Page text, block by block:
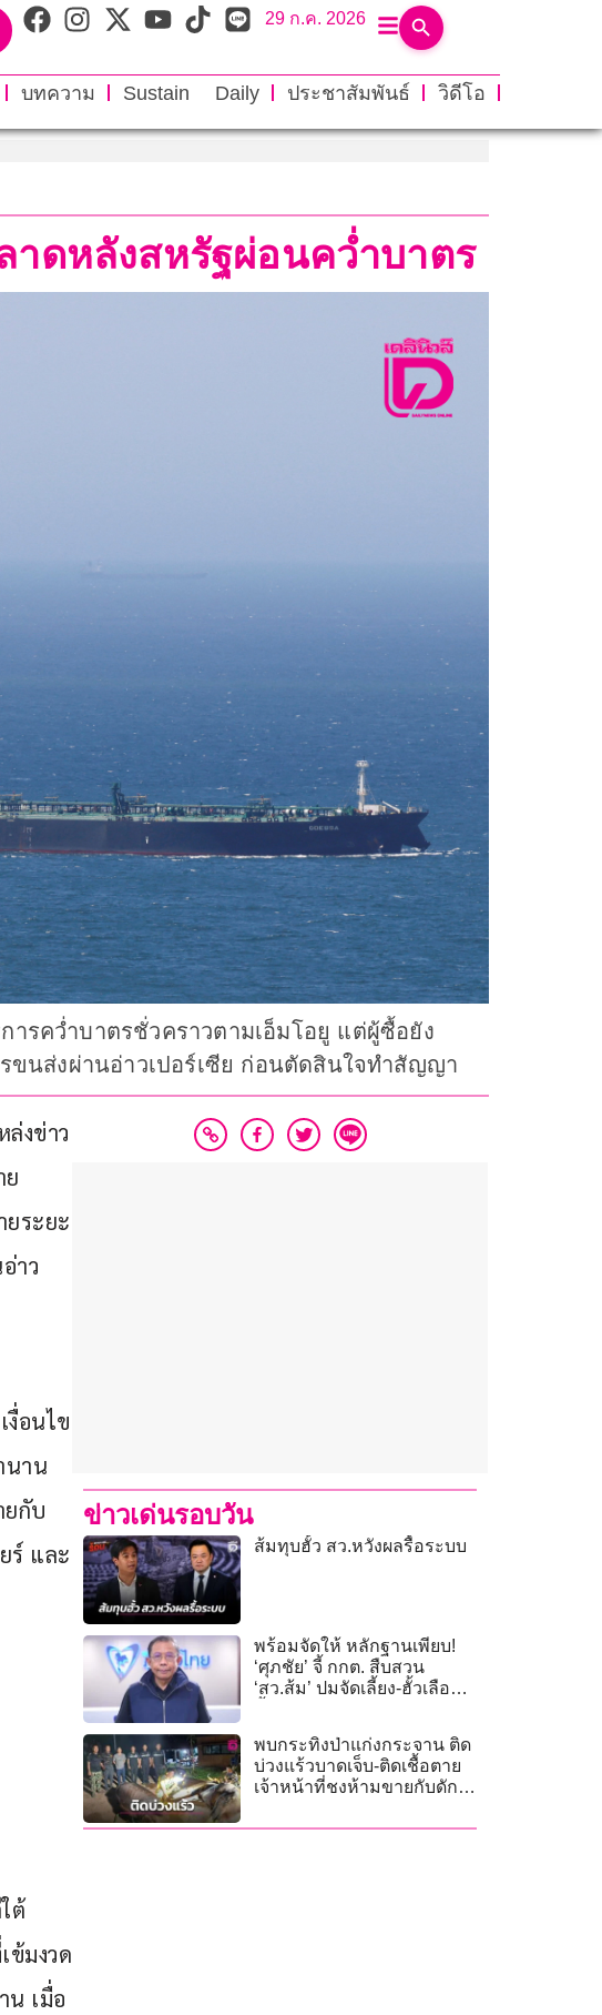
29 ก.ค. 2026
บทความ Sustain Daily ประชาสัมพันธ์
วิดีโอ
ดหลังสหรัฐผ่อนคว่ำบาตร
รคว่ำบาตรชั่วคราวตามเอ็มโอยู แต่ผู้ซื้อยัง
ขนส่งผ่านอ่าวเปอร์เซีย ก่อนตัดสินใจทำสัญญา
งข่าว
ย
ระยะ
าว
อนไข
นาน
กับ
ร์ และ
ต้
ข้มงวด
น เมื่อ
ข่าวเด่นรอบวัน
ส้มทุบฮั้ว สว.หวังผลรื้อระบบ
พร้อมจัดให้ หลักฐานเพียบ!
‘ศุภชัย’ จี้ กกต. สืบสวน
‘สว.ส้ม’ ปมจัดเลี้ยง-ฮั้วเลือก
พบกระทิงป่าแก่งกระจาน ติด
บ่วงแร้วบาดเจ็บ-ติดเชื้อตาย
เจ้าหน้าที่ชงห้ามขายกับดัก